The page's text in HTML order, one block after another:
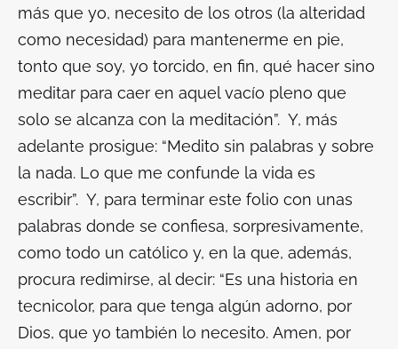
más que yo, necesito de los otros (la alteridad
como necesidad) para mantenerme en pie,
tonto que soy, yo torcido, en fin, qué hacer sino
meditar para caer en aquel vacío pleno que
solo se alcanza con la meditación”. Y, más
adelante prosigue: “Medito sin palabras y sobre
la nada. Lo que me confunde la vida es
escribir”. Y, para terminar este folio con unas
palabras donde se confiesa, sorpresivamente,
como todo un católico y, en la que, además,
procura redimirse, al decir: “Es una historia en
tecnicolor, para que tenga algún adorno, por
Dios, que yo también lo necesito. Amen, por